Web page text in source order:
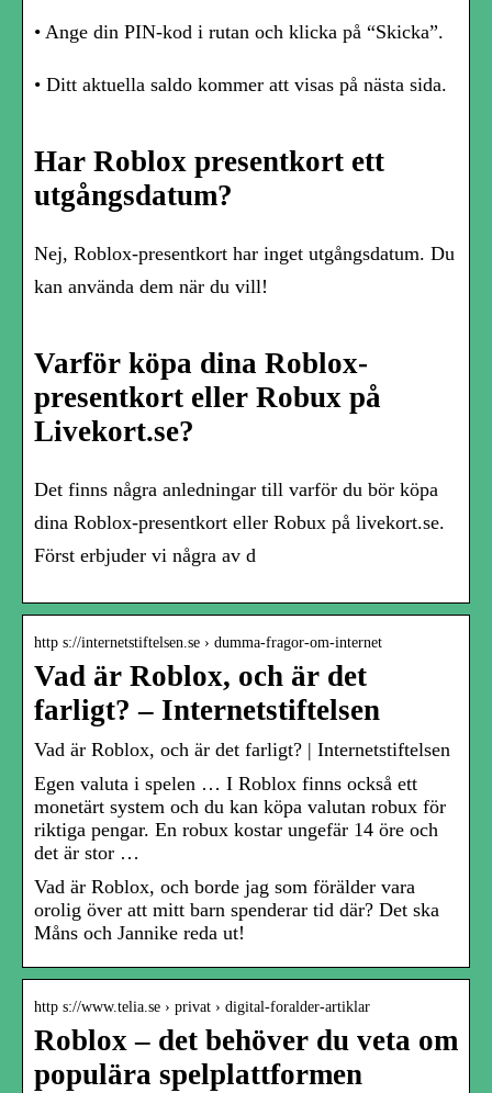
• Ange din PIN-kod i rutan och klicka på “Skicka”.
• Ditt aktuella saldo kommer att visas på nästa sida.
Har Roblox presentkort ett
utgångsdatum?
Nej, Roblox-presentkort har inget utgångsdatum. Du
kan använda dem när du vill!
Varför köpa dina Roblox-
presentkort eller Robux på
Livekort.se?
Det finns några anledningar till varför du bör köpa
dina Roblox-presentkort eller Robux på livekort.se.
Först erbjuder vi några av d
http s://internetstiftelsen.se › dumma-fragor-om-internet
Vad är Roblox, och är det
farligt? – Internetstiftelsen
Vad är Roblox, och är det farligt? | Internetstiftelsen
Egen valuta i spelen … I Roblox finns också ett
monetärt system och du kan köpa valutan robux för
riktiga pengar. En robux kostar ungefär 14 öre och
det är stor …
Vad är Roblox, och borde jag som förälder vara
orolig över att mitt barn spenderar tid där? Det ska
Måns och Jannike reda ut!
http s://www.telia.se › privat › digital-foralder-artiklar
Roblox – det behöver du veta om
populära spelplattformen